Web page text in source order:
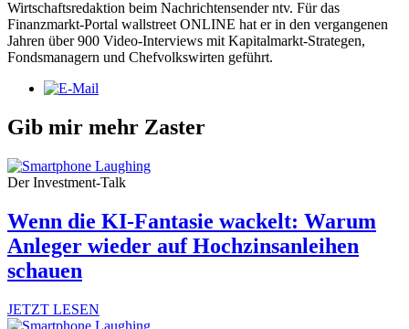
Wirtschaftsredaktion beim Nachrichtensender ntv. Für das
Finanzmarkt-Portal wallstreet ONLINE hat er in den vergangenen
Jahren über 900 Video-Interviews mit Kapitalmarkt-Strategen,
Fondsmanagern und Chefvolkswirten geführt.
Gib mir mehr Zaster
Der Investment-Talk
Wenn die KI-Fantasie wackelt: Warum
Anleger wieder auf Hochzinsanleihen
schauen
JETZT LESEN